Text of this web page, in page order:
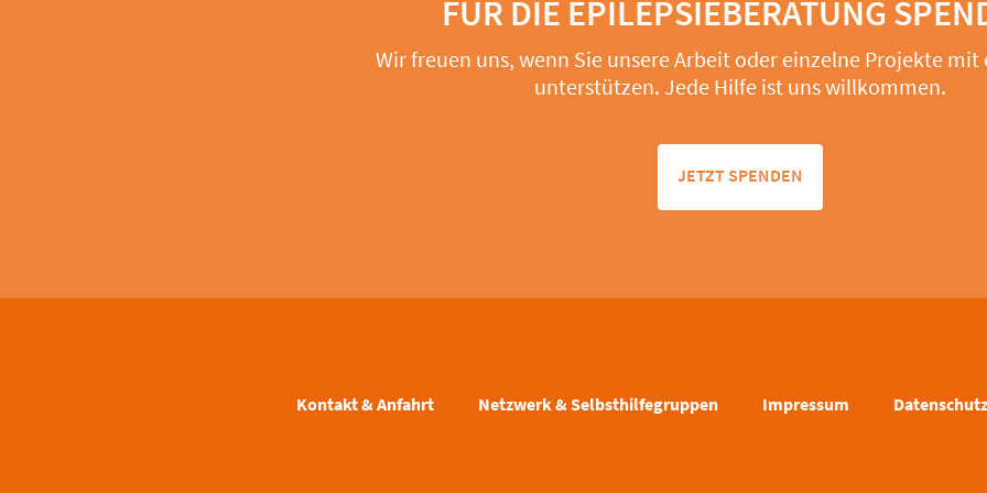
FÜR DIE EPILEPSIEBERATUNG
Wir freuen uns, wenn Sie unsere Arbeit oder einzelne Projekte mit
unterstützen. Jede Hilfe ist uns willkommen.
JETZT SPENDEN
Kontakt & Anfahrt Netzwerk & Selbsthilfegruppen Impressum Datenschutz